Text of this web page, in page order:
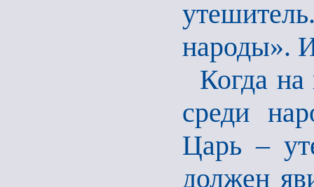
народы».
Когда на
среди
Царь –
должен